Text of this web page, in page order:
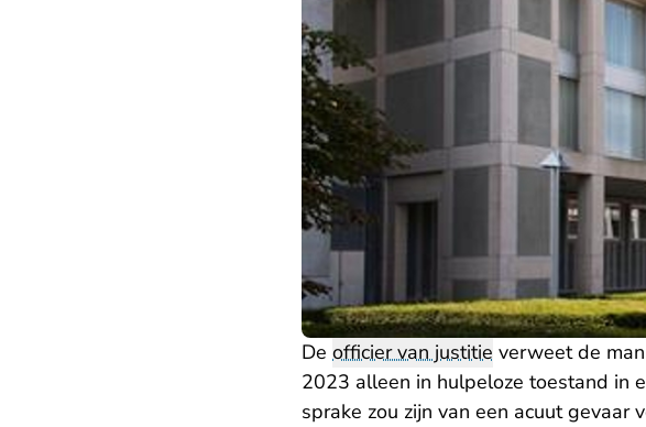
De officier van justitie verweet de
2023 alleen in hulpeloze toestand in
sprake zou zijn van een acuut